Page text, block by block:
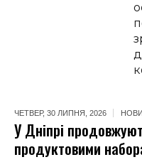
ЧЕТВЕР, 30 ЛИПНЯ, 2026
У Дніпрі
продуктовими